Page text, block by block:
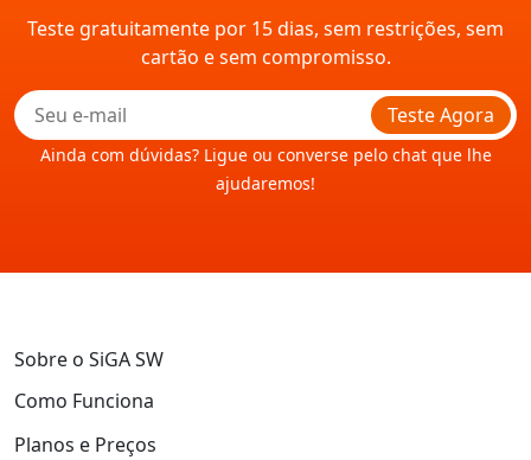
Teste gratuitamente por 15 dias, sem restrições, sem
cartão e sem compromisso.
Teste Agora
Ainda com dúvidas? Ligue ou converse pelo chat que lhe
ajudaremos!
Sobre o SiGA SW
Como Funciona
Planos e Preços